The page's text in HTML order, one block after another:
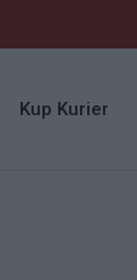
Kup Kurier